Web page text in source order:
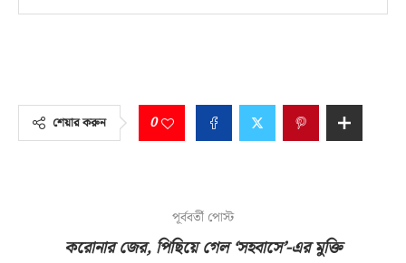
শেয়ার করুন 0
পূর্ববর্তী পোস্ট
করোনার জের, পিছিয়ে গেল ‘সহবাসে’-এর মুক্তি